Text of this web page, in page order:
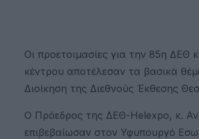
Οι προετοιμασίες για την 85η ΔΕΘ
κέντρου αποτέλεσαν τα βασικά
Διοίκηση της Διεθνούς Έκθεσης
Ο Πρόεδρος της ΔΕΘ-Helexpo, κ.
επιβεβαίωσαν στον Υφυπουργό